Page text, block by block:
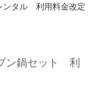
タル 利用料金改定
ン鍋セット 利